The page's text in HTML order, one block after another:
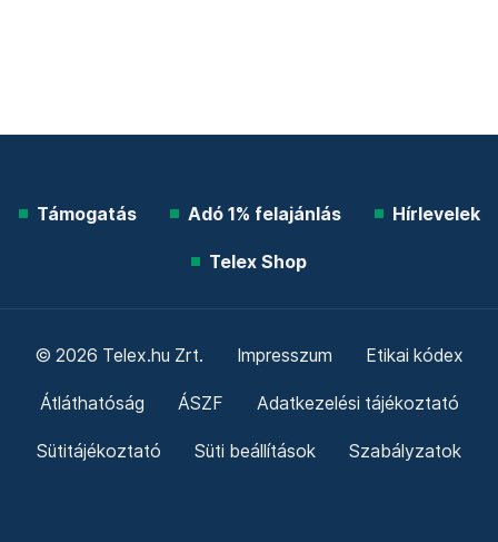
Támogatás Adó 1% felajánlás Hírlevelek
Telex Shop
© 2026 Telex.hu Zrt. Impresszum Etikai kódex
Átláthatóság ÁSZF Adatkezelési tájékoztató
Sütitájékoztató Süti beállítások Szabályzatok